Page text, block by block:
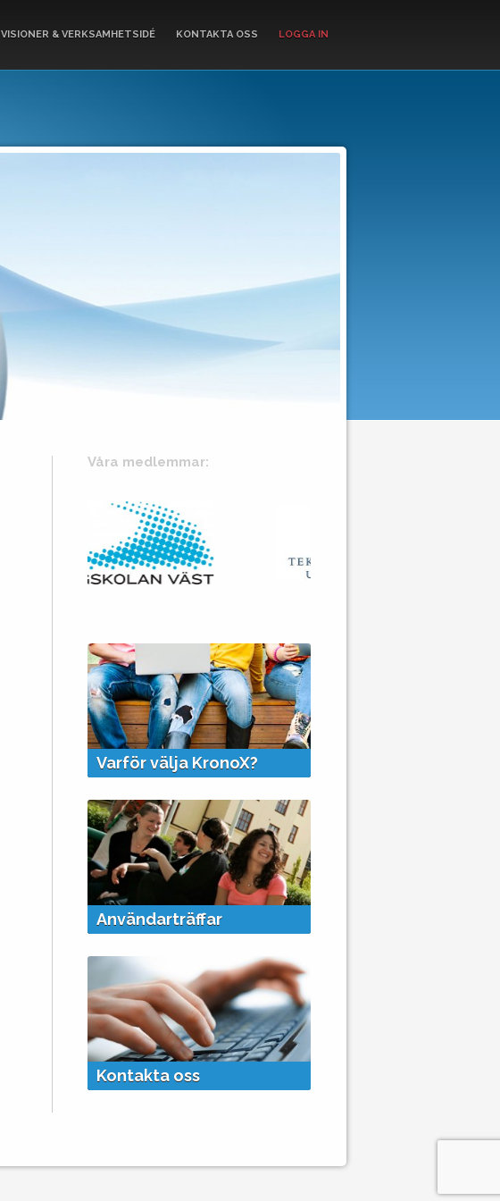
VISIONER & VERKSAMHETSIDÉ KONTAKTA OSS LOGGA IN
Våra medlemmar:
Varför välja KronoX?
Användarträffar
+
Kontakta oss
+